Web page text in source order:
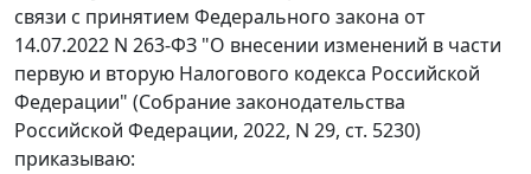
связи с принятием Федерального закона от
14.07.2022 N 263-ФЗ "О внесении изменений в части
первую и вторую Налогового кодекса Российской
Федерации" (Собрание законодательства
Российской Федерации, 2022, N 29, ст. 5230)
приказываю: